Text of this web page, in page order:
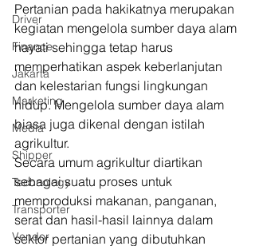
Driver
Finance
Jakarta
Marketing
Media
Shipper
Technology
Transporter
Vendor
Pertanian pada hakikatnya merupakan
kegiatan mengelola sumber daya alam
hayati sehingga tetap harus
memperhatikan aspek keberlanjutan
dan kelestarian fungsi lingkungan
hidup. Mengelola sumber daya alam
biasa juga dikenal dengan istilah
agrikultur.
Secara umum agrikultur diartikan
sebagai suatu proses untuk
memproduksi makanan, panganan,
serat dan hasil-hasil lainnya dalam
sektor pertanian yang dibutuhkan